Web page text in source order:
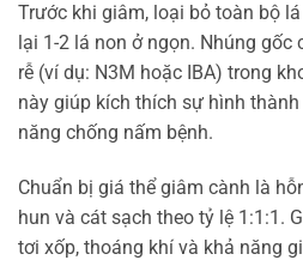
Trước khi giâm, loại bỏ toàn bộ
lại 1-2 lá non ở ngọn. Nhúng gốc
rễ (ví dụ: N3M hoặc IBA) trong
này giúp kích thích sự hình
năng chống nấm bệnh.
Chuẩn bị giá thể giâm cành là
hun và cát sạch theo tỷ lệ 1:1:1.
tơi xốp, thoáng khí và khả năng